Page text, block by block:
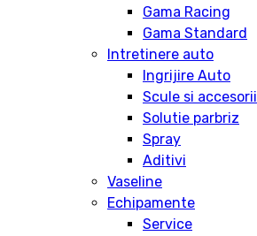
Gama Racing
Gama Standard
Intretinere auto
Ingrijire Auto
Scule si accesorii
Solutie parbriz
Spray
Aditivi
Vaseline
Echipamente
Service